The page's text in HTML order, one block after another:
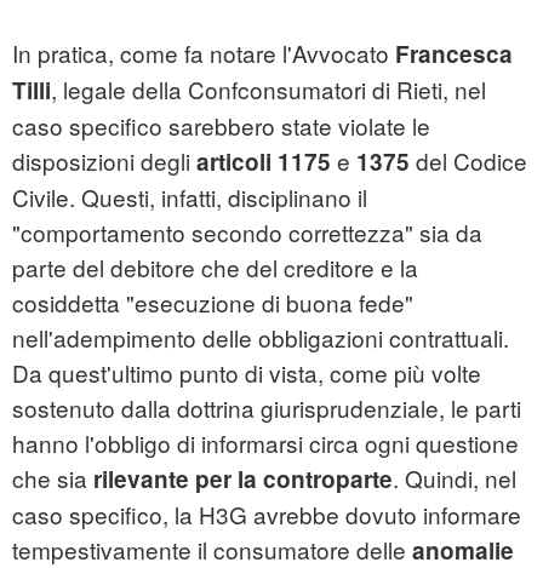
In pratica, come fa notare l'Avvocato Francesca
Tilli, legale della Confconsumatori di Rieti, nel
caso specifico sarebbero state violate le
disposizioni degli articoli 1175 e 1375 del Codice
Civile. Questi, infatti, disciplinano il
"comportamento secondo correttezza" sia da
parte del debitore che del creditore e la
cosiddetta "esecuzione di buona fede"
nell'adempimento delle obbligazioni contrattuali.
Da quest'ultimo punto di vista, come più volte
sostenuto dalla dottrina giurisprudenziale, le parti
hanno l'obbligo di informarsi circa ogni questione
che sia rilevante per la controparte. Quindi, nel
caso specifico, la H3G avrebbe dovuto informare
tempestivamente il consumatore delle anomalie